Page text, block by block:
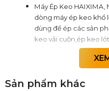
Máy Ép Keo HAIXIMA,
dòng máy ép keo khổ
dùng để ép các sản
keo vải cuộn,ép keo lót
Máy ép keo tự động
trình giúp căn băng tự
Máy có chức năng
Sản phẩm khác